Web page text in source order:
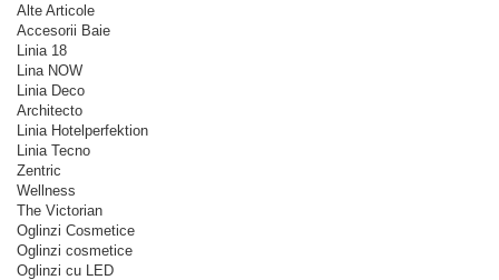
Alte Articole
Accesorii Baie
Linia 18
Lina NOW
Linia Deco
Architecto
Linia Hotelperfektion
Linia Tecno
Zentric
Wellness
The Victorian
Oglinzi Cosmetice
Oglinzi cosmetice
Oglinzi cu LED